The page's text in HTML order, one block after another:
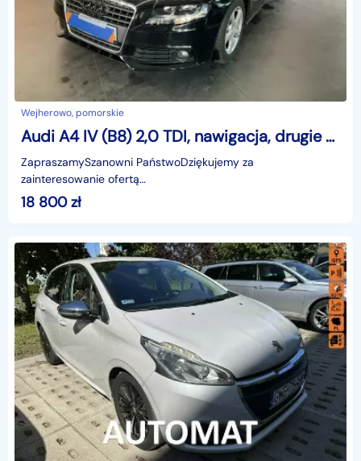
Wejherowo, pomorskie
Audi A4 IV (B8) 2,0 TDI, nawigacja, drugie koła, niski przebieg, hak, import
ZapraszamySzanowni PaństwoDziękujemy za
zainteresowanie ofertą
AutazEuropejskichSalonow.pl.czynne:pn-pt 9-18.sob 10-15.
Parkuje w Wejherowo,ul. Orzeszkowej 10,
18 800zł